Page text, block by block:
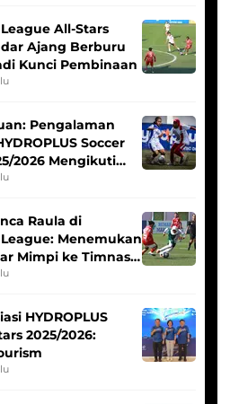
League All-Stars
Ajang Berburu
Kunci Pembinaan
Pengalaman
Soccer
2026 Mengikuti
Putri
Raula di
League: Menemukan
Mimpi ke Timnas
HYDROPLUS
2025/2026: